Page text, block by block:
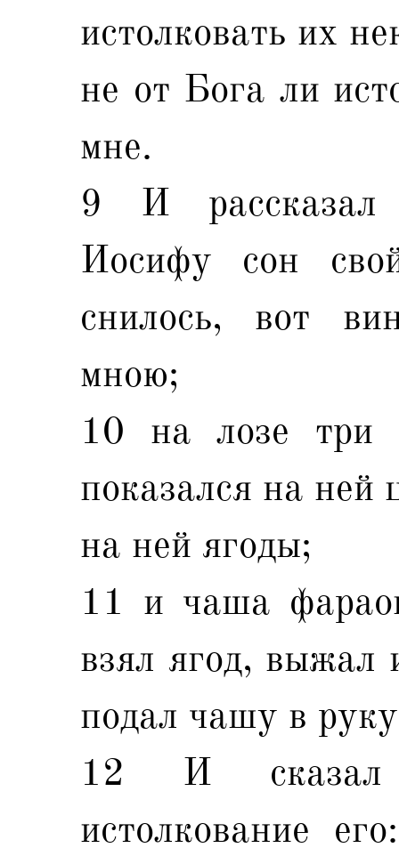
истолковать их
не от Бога ли
мне.
9 И рассказал
Иосифу сон
снилось, вот
мною;
10 на лозе три
показался на ней
на ней ягоды;
11 и чаша
взял ягод,
подал чашу в
12 И
истолкование